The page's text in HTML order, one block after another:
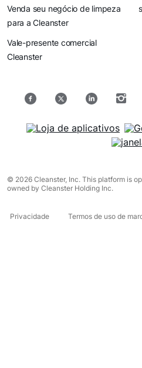
Venda seu negócio de limpeza
para a Cleanster
Vale-presente comercial
Cleanster
© 2026 Cleanster, Inc. This platform is
owned by Cleanster Holding Inc.
Privacidade Termos de uso de